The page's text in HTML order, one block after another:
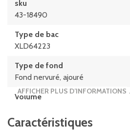
sku
43-18490
Type de bac
XLD64223
Type de fond
Fond nervuré, ajouré
Volume
AFFICHER PLUS D’INFORMATIONS
Caractéristiques